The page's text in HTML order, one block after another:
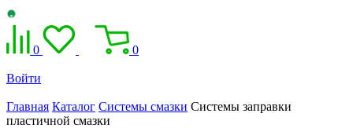
0 0
Войти
Главная Каталог Системы смазки Системы заправки
пластичной смазки